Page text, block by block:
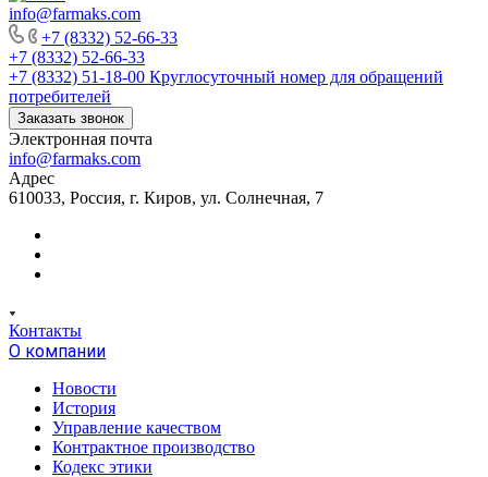
info@farmaks.com
+7 (8332) 52-66-33
+7 (8332) 52-66-33
+7 (8332) 51-18-00 Круглосуточный номер для обращений
потребителей
Заказать звонок
Электронная почта
info@farmaks.com
Адрес
610033, Россия, г. Киров, ул. Солнечная, 7
Контакты
О компании
Новости
История
Управление качеством
Контрактное производство
Кодекс этики